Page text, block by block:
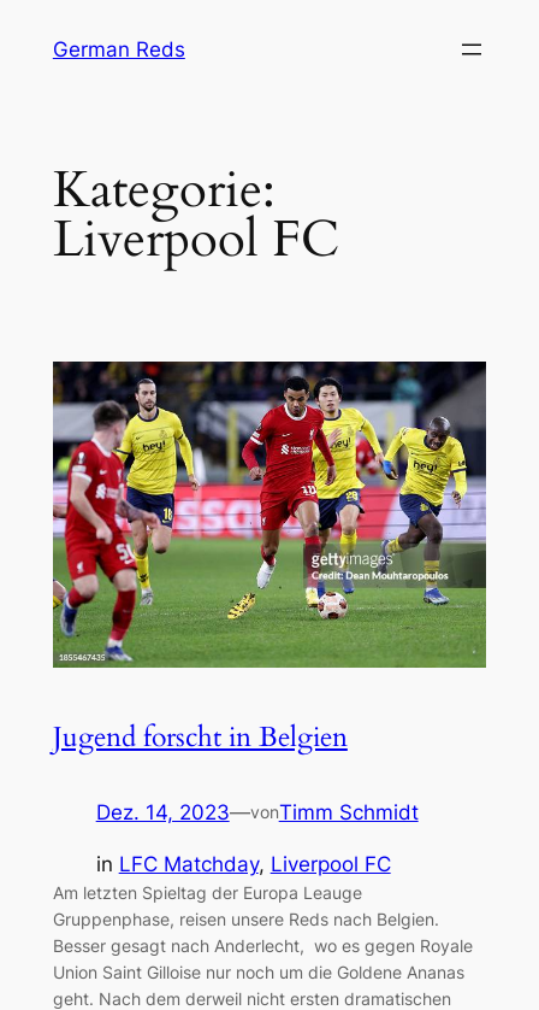
InhaltGerman Reds
Kategorie:
Liverpool FC
Jugend forscht in Belgien
Dez. 14, 2023—vonTimm Schmidt
in LFC Matchday, Liverpool FC
Am letzten Spieltag der Europa Leauge
Gruppenphase, reisen unsere Reds nach Belgien.
Besser gesagt nach Anderlecht, wo es gegen Royale
Union Saint Gilloise nur noch um die Goldene Ananas
geht. Nach dem derweil nicht ersten dramatischen